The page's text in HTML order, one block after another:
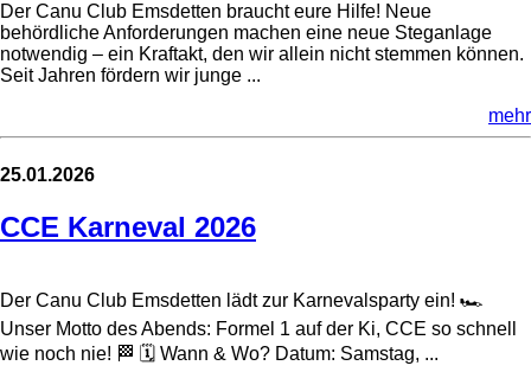
Der Canu Club Emsdetten braucht eure Hilfe! Neue
behördliche Anforderungen machen eine neue Steganlage
notwendig – ein Kraftakt, den wir allein nicht stemmen können.
Seit Jahren fördern wir junge ...
mehr
25.01.2026
CCE Karneval 2026
Der Canu Club Emsdetten lädt zur Karnevalsparty ein! 🏎
Unser Motto des Abends: Formel 1 auf der Ki, CCE so schnell
wie noch nie! 🏁 🗓 Wann & Wo? Datum: Samstag, ...